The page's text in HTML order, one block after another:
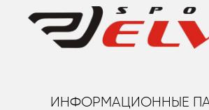
ИНФОРМАЦИОННЫЕ